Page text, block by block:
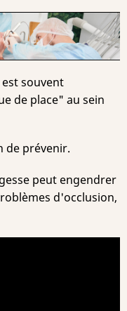
souvent
de place" au sein
de prévenir.
peut engendrer
d'occlusion,